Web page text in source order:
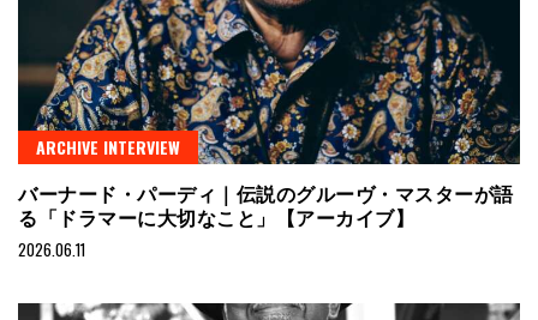
ARCHIVE INTERVIEW
バーナード・パーディ｜伝説のグルーヴ・マスターが語
る「ドラマーに大切なこと」【アーカイブ】
2026.06.11